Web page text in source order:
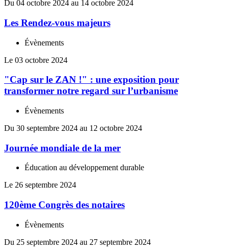
Du 04 octobre 2024 au 14 octobre 2024
Les Rendez-vous majeurs
Évènements
Le 03 octobre 2024
"Cap sur le ZAN !" : une exposition pour
transformer notre regard sur l’urbanisme
Évènements
Du 30 septembre 2024 au 12 octobre 2024
Journée mondiale de la mer
Éducation au développement durable
Le 26 septembre 2024
120ème Congrès des notaires
Évènements
Du 25 septembre 2024 au 27 septembre 2024